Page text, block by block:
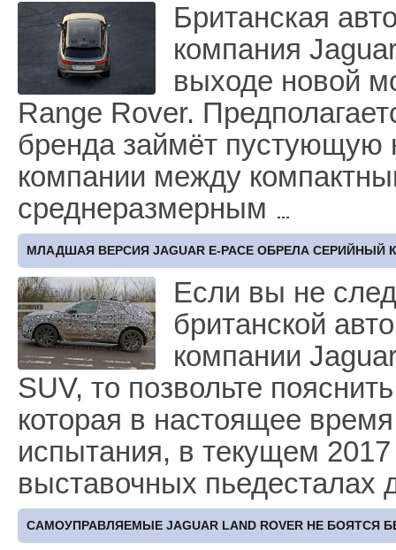
Британская
компания
выходе новой
Range Rover.
бренда займёт пустующую
компании между
среднеразмерным
МЛАДШАЯ ВЕРСИЯ JAGUAR E-PACE ОБРЕЛА СЕРИЙНЫЙ
Если вы не
британской
компании
SUV, то позвольте
которая в настоящее
испытания, в текущем
выставочных пьедесталах
САМОУПРАВЛЯЕМЫЕ JAGUAR LAND ROVER НЕ БОЯТСЯ